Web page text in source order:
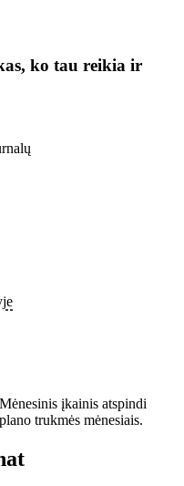
ko tau reikia ir
įkainis atspindi
trukmės mėnesiais.